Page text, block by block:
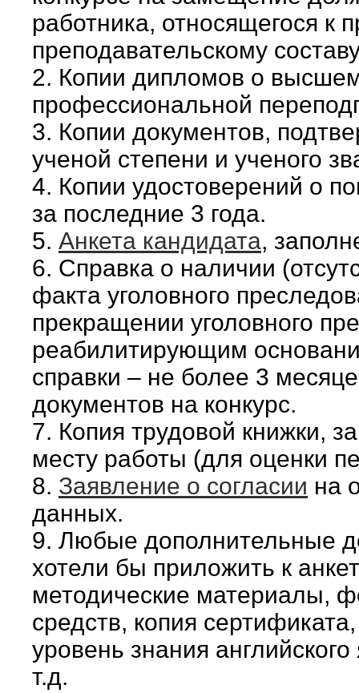
работника, относящегося к
преподавательскому
2. Копии дипломов о
профессиональной
3. Копии документов,
ученой степени и ученого
4. Копии удостоверений о
за последние 3 года.
5. Анкета кандидата,
6. Справка о наличии
факта уголовного
прекращении уголовного
реабилитирующим
справки – не более 3
документов на конкурс.
7. Копия трудовой книжки,
месту работы (для оценки
8. Заявление о согласии на
данных.
9. Любые дополнительные
хотели бы приложить к
методические материалы,
средств, копия
уровень знания
т.д.